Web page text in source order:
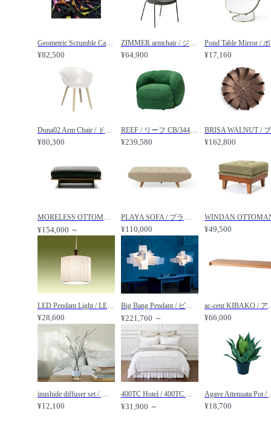
Geometric Scrumble Calla / ジオメトリック スクランブルカラー レクタングルLL / YOKO Takeuchi / ヨウコ タケウチ
¥82,500
ZIMMER armchair / ジマー アームチェア / DAN-FORM / ダンフォーム
¥64,900
Pond
¥17,160
Duna02 Arm Chair / ドゥーナ02 アームチェア 木製脚 / arper / アルペール
¥80,300
REEF / リーフ CB/3441 / Calligaris / カリガリス
¥239,580 ¥162,800
MORELESS OTTOMAN / モアレス オットマン / MASTERWAL / マスターウォール
¥154,000 ～
PLAYA SOFA / プラヤ ソファ ベース 幅154.5cm（ペット対応生地） / JOURNAL STANDARD FURNITURE / ジャーナルスタンダードファニチャー
¥110,000 ¥49,500
LED Pendant Light / LED ペンダントライト #1673 / FLYMEe Japan Style / フライミージャパンスタイル
¥28,600
Big Bang Pendant / ビッグバン ペンダント / FOSCARINI / フォスカリーニ
¥221,760 ～
ac-cent
¥66,000
inushide diffuser set / イヌシデ ディフューザーセット 森林の香り / FLYMEe accessoire / フライミーアクセソワ
¥12,100
400TC Hotel / 400TC ホテル 掛け布団カバー / HOTEL LIKE INTERIOR / ホテルライクインテリア
¥31,900 ～
Agave
¥18,700